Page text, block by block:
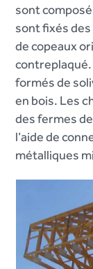
sont
sont fixés
de copeaux
formés de
en bois. Les
des fermes
l’aide de
métalliques